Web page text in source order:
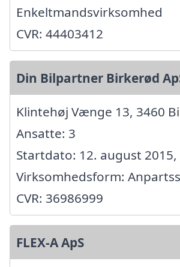
Enkeltmandsvirksomhed
CVR: 44403412
Din Bilpartner Birkerød
Klintehøj Vænge 13, 3460
Ansatte: 3
Startdato: 12. august 2015,
Virksomhedsform:
CVR: 36986999
FLEX-A ApS